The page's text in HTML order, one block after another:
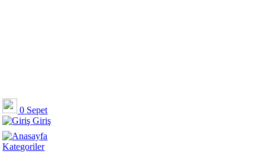
0 Sepet
Giriş
Kategoriler